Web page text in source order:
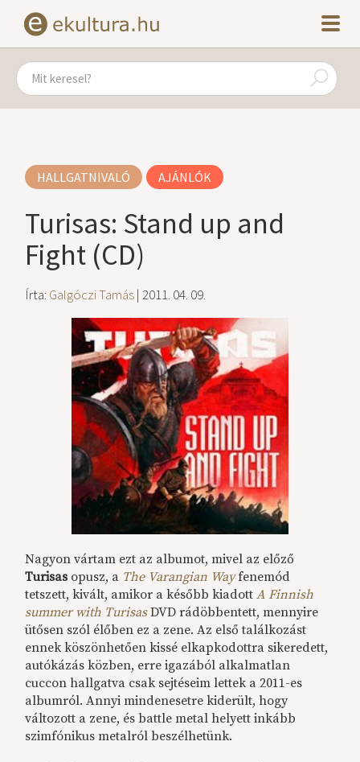
HALLGATNIVALÓ AJÁNLÓK
Turisas: Stand up and
Fight (CD)
Írta: Galgóczi Tamás| 2011. 04. 09.
Nagyon vártam ezt az albumot, mivel az előző
Turisasopusz, a The Varangian Wayfenemód
tetszett, kivált, amikor a később kiadottA Finnish
summer with TurisasDVD rádöbbentett, mennyire
ütősen szól élőben ez a zene. Az első találkozást
ennek köszönhetően kissé elkapkodottra sikeredett,
autókázás közben, erre igazából alkalmatlan
cuccon hallgatva csak sejtéseim lettek a 2011-es
albumról. Annyi mindenesetre kiderült, hogy
változott a zene, és battle metal helyett inkább
szimfónikus metalról beszélhetünk.